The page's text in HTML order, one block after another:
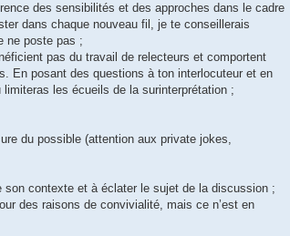
des sensibilités et des approches dans le cadre
dans chaque nouveau fil, je te conseillerais
ne poste pas ;
pas du travail de relecteurs et comportent
En posant des questions à ton interlocuteur et en
les écueils de la surinterprétation ;
du possible (attention aux private jokes,
contexte et à éclater le sujet de la discussion ;
des raisons de convivialité, mais ce n’est en